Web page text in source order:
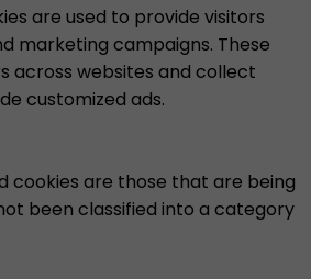
are used to provide visitors
marketing campaigns. These
across websites and collect
customized ads.
cookies are those that are being
been classified into a category